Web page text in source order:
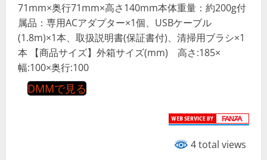
71mm×奥行71mm×高さ140mm本体重量：約200g付
属品：専用ACアダプター×1個、USBケーブル
(1.8m)×1本、取扱説明書(保証書付)、清掃用ブラシ×1
本 【商品サイズ】外箱サイズ(mm) 高さ:185×
幅:100×奥行:100
DMMで見る
4 total views